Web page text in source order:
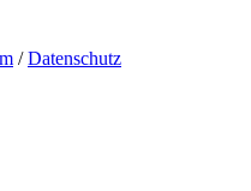
/Datenschutz